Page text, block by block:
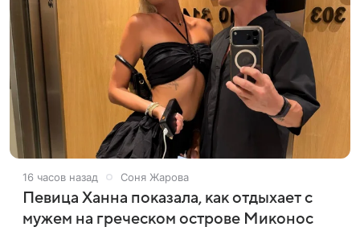
16 часов назад Соня Жарова
Певица Ханна показала, как отдыхает с
мужем на греческом острове Миконос